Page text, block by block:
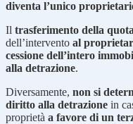
diventa l’unico
Il trasferimento della
dell’intervento al
cessione dell’intero
alla detrazione.
Diversamente, non si
diritto alla detrazione in
proprietà a favore di un